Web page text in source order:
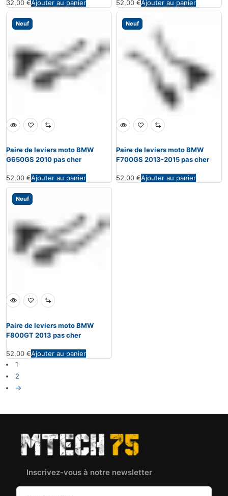
32,00 €Ajouter au panier 52,00 €Ajouter au panier
Neuf
Paire de leviers moto BMW
G650GS 2010 pas cher
52,00 €Ajouter au panier
Neuf
Paire de leviers moto BMW
F700GS 2013-2015 pas cher
52,00 €Ajouter au panier
Neuf
Paire de leviers moto BMW
F800GT 2013 pas cher
52,00 €Ajouter au panier
1
2
→
Inscrivez-vous à notre newsletter